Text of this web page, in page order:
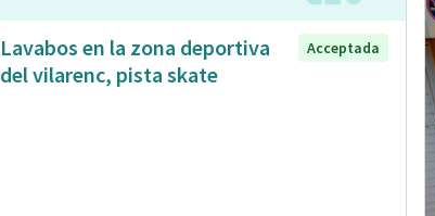
Lavabos en la zona deportiva
del vilarenc, pista skate
Acceptada